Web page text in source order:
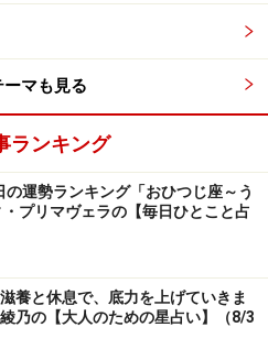
マも見る
ランキング
の運勢ランキング「おひつじ座～う
プリマヴェラの【毎日ひとこと占
養と休息で、底力を上げていきま
乃の【大人のための星占い】（8/3